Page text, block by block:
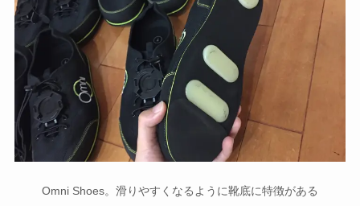
Omni Shoes。滑りやすくなるように靴底に特徴がある